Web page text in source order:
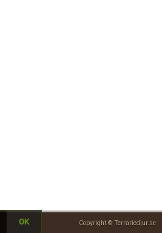
Copyright © Terrariedjur.se
OK